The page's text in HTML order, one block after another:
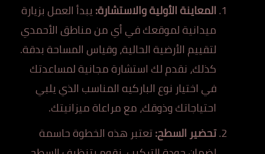
المعاينة الأولية والاستشارة:يبدأ العمل بزيارة
ميدانية لموقعك في أي من مناطق الأحمدي
لتقييم الأرضية الحالية، وقياس المساحة بدقة.
كذلك، نقدم لك استشارة مجانية لمساعدتك
في اختيار نوع الباركيه المناسب الذي يلبي
احتياجاتك وذوقك، مع مراعاة ميزانيتك.
تحضير السطح:تعتبر هذه الخطوة حاسمة